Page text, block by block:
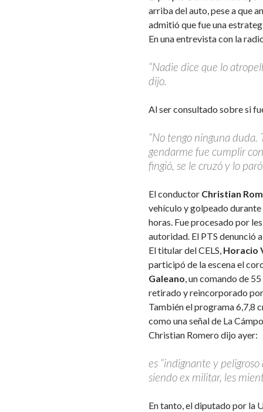
arriba del auto, pese a que
admitió que fue una
En una entrevista con la
“Nadie dice que lo
dijo.
Al ser consultado sobre si
“No tengo ninguna duda.
gendarme fue cumplir
fingió, se le cruzó y lo
El conductor Christian
vehículo y golpeado
horas. Fue procesado por
autoridad. El PTS denunció
El titular del CELS, Horacio
participó de la escena el
Galeano, un comando de
retirado y reincorporado
También el programa 6,7,8
como una señal de La
Christian Romero dijo ayer:
es “indignante y
siendo ex militar, les
En tanto, el diputado por la